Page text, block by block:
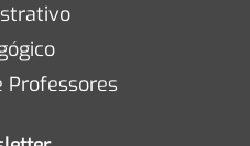
Professores